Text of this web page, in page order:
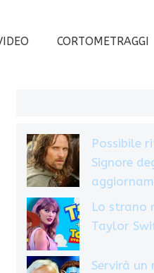
CORTOMETRAGGI
Possibile
Signore
Lo strano
Taylor
Servirà un